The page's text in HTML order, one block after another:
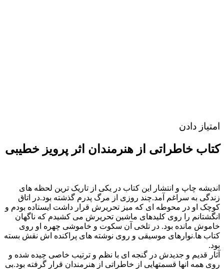
امتیاز دادن
کتاب خاطراتی از هنرمندان اثر پرویز خطیبی
اندیشه چاپ و انتشار این کتاب در یکی از تاریک ترین لحظه های
زندگی به سراغم آمد.چند روزی از مرگ پدرم گذشته بود.در اتاق
کوچک او در محوطه ای که میز تحریرش قرار داشت ایستاده بودم و
انگشتانم را روی کلیدهای ماشین تحریرش می کشیدم که ناگهان
خاموش مانده بود. در تلخی آن سکوت و خاموشی چهره او روی
کتاب ها.نوارهای موسیقی و روی نوشته های پراکنده اش نقش بسته
بود.
آثار قدیم و جدیدش در گنجه ای با نظم و ترتیب خاصی چیده شده و
روی همه انها قسمتهایی از خاطراتی از هنرمندان قرار گرفته بود.بی